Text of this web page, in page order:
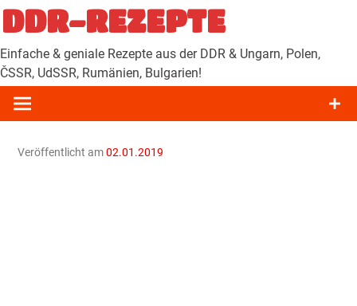
Zum
Inhalt
springen
DDR-REZEPTE
Einfache & geniale Rezepte aus der DDR & Ungarn, Polen,
ČSSR, UdSSR, Rumänien, Bulgarien!
Veröffentlicht am02.01.2019